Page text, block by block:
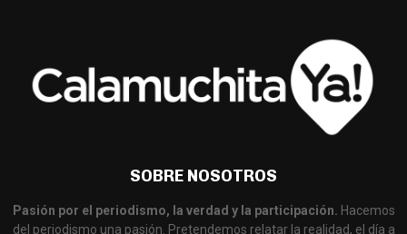
SOBRE NOSOTROS
Pasión por el periodismo, la verdad y la participación. Hacemos
del periodismo una pasión. Pretendemos relatar la realidad, el día a